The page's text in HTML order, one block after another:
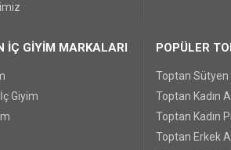
İÇ GİYİM MARKALARI
Giyim
POPÜLER
Toptan Sütyen
Toptan Kadın
Toptan Kadın
Toptan Erkek